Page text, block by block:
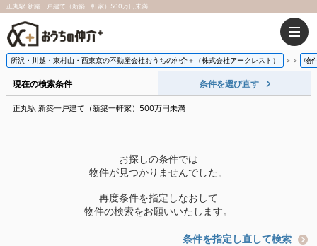
正丸駅 新築一戸建て（新築一軒家）500万円未満
所沢・川越・東村山・西東京の不動産会社おうちの仲介＋（株式会社アークレスト） > 物
現在の検索条件 条件を選び直す
正丸駅 新築一戸建て（新築一軒家）500万円未満
お探しの条件では
物件が見つかりませんでした。
再度条件を指定しなおして
物件の検索をお願いいたします。
条件を指定し直して検索